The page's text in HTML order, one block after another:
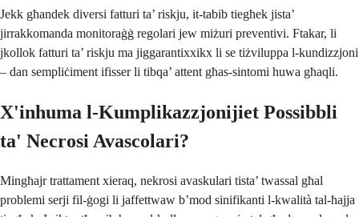
Jekk għandek diversi fatturi ta’ riskju, it-tabib tiegħek jista’
jirrakkomanda monitoraġġ regolari jew miżuri preventivi. Ftakar, li
jkollok fatturi ta’ riskju ma jiggarantixxikx li se tiżviluppa l-kundizzjoni
– dan sempliċiment ifisser li tibqa’ attent għas-sintomi huwa għaqli.
X'inhuma l-Kumplikazzjonijiet Possibbli
ta' Necrosi Avascolari?
Mingħajr trattament xieraq, nekrosi avaskulari tista’ twassal għal
problemi serji fil-ġogi li jaffettwaw b’mod sinifikanti l-kwalità tal-ħajja